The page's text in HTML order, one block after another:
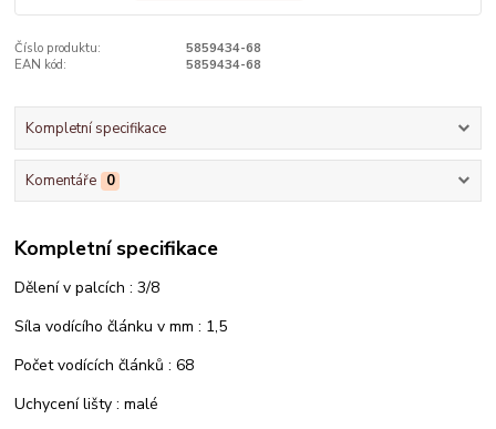
Číslo produktu:
5859434-68
EAN kód:
5859434-68
Kompletní specifikace
Komentáře 0
Kompletní specifikace
Dělení v palcích : 3/8
Síla vodícího článku v mm : 1,5
Počet vodících článků : 68
Uchycení lišty : malé